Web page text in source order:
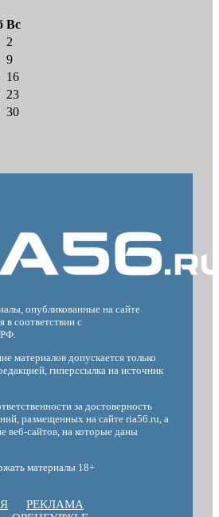
Вс
2
9
16
23
30
опубликованные на сайте
в соответствии с
РФ.
материалов допускается только
гиперссылка на источник
за достоверность
размещенных на сайте ria56.ru, а
веб-сайтов, на которые даны
материалы 18+
РЕКЛАМА